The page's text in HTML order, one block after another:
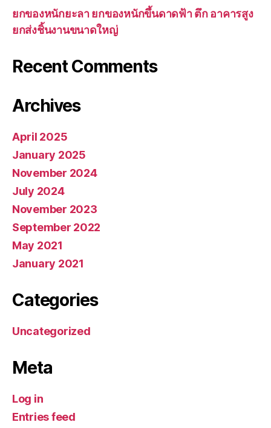
ยกของหนักยะลา ยกของหนักขึ้นดาดฟ้า ตึก อาคารสูง
ยกส่งชิ้นงานขนาดใหญ่
Recent Comments
Archives
April 2025
January 2025
November 2024
July 2024
November 2023
September 2022
May 2021
January 2021
Categories
Uncategorized
Meta
Log in
Entries feed